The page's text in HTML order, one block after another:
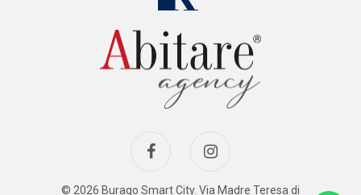
© 2026 Burago Smart City. Via Madre Teresa di